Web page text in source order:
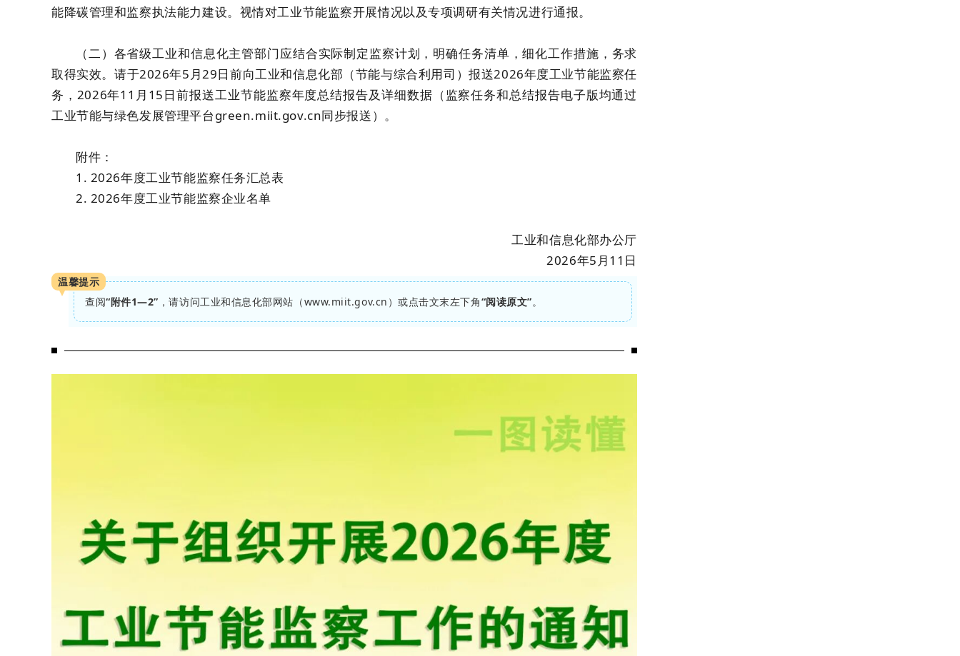
能降碳管理和监察执法能力建设。视情对工业节能监察开展情况以及专项调研有关情况进行通报。
（二）各省级工业和信息化主管部门应结合实际制定监察计划，明确任务清单，细化工作措施，务求
取得实效。请于2026年5月29日前向工业和信息化部（节能与综合利用司）报送2026年度工业节能监察任
务，2026年11月15日前报送工业节能监察年度总结报告及详细数据（监察任务和总结报告电子版均通过
工业节能与绿色发展管理平台green.miit.gov.cn同步报送）。
附件：
1. 2026年度工业节能监察任务汇总表
2. 2026年度工业节能监察企业名单
工业和信息化部办公厅
2026年5月11日
温馨提示
查阅“附件1—2” ，请访问工业和信息化部网站（www.miit.gov.cn）或点击文末左下角“阅读原文”。